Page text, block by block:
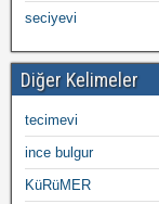
seciyevi
Diğer Kelimeler
tecimevi
ince bulgur
KüRüMER